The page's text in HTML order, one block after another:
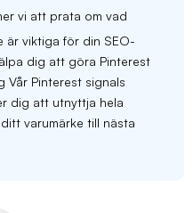
vi att prata om vad
är viktiga för din SEO-
dig att göra Pinterest
Pinterest signals
dig att utnyttja hela
varumärke till nästa